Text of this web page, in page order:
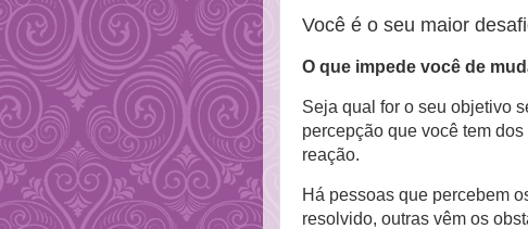
Você é o seu maior
O que impede você de
Seja qual for o seu objetivo
percepção que você tem
reação.
Há pessoas que percebem
resolvido, outras vêm os